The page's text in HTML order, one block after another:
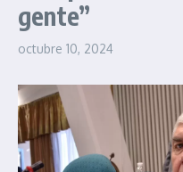
gente”
octubre 10, 2024